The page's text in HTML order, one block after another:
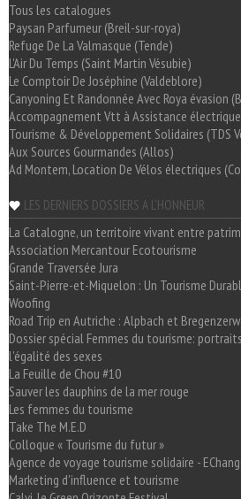
Tous les catalogues
Paysan Parfumeur (Breil-sur-roya)
Refuge De La Valmasque (Tende)
L'Air Du Temps (Saint Martin Vésubie)
Le Comptoir De Joséphine (Valdeblore)
Canyoning Et Randonnée Avec Roya évasion
Accompagnement Vtt à Assistance
Tourisme & Développement Solidaires (TDS
Aux Sources Gourmandes (Allos)
Ad Montem, Location De Vélos électriques
LES DERNIERS DOSSIERS A L'HONNEUR
La Catalogne, un territoire vivant entre
Association Mercantour Ecotourisme
Grande Traversée Jura
Saint-Pierre-et-Miquelon : Un Tourisme
Woofing
Road Trip en Autriche : Alpbach et
Dossier spécial Femmes du tourisme:
l'égalité des sexes
La Feuille de Chou #10
Sauver les dauphins de la mer rouge
Les femmes du tourisme
Take The M.E.D
Colloque « Tourisme du futur »
Agence de voyage tourisme solidaire -
Marketing d'influence et tourisme